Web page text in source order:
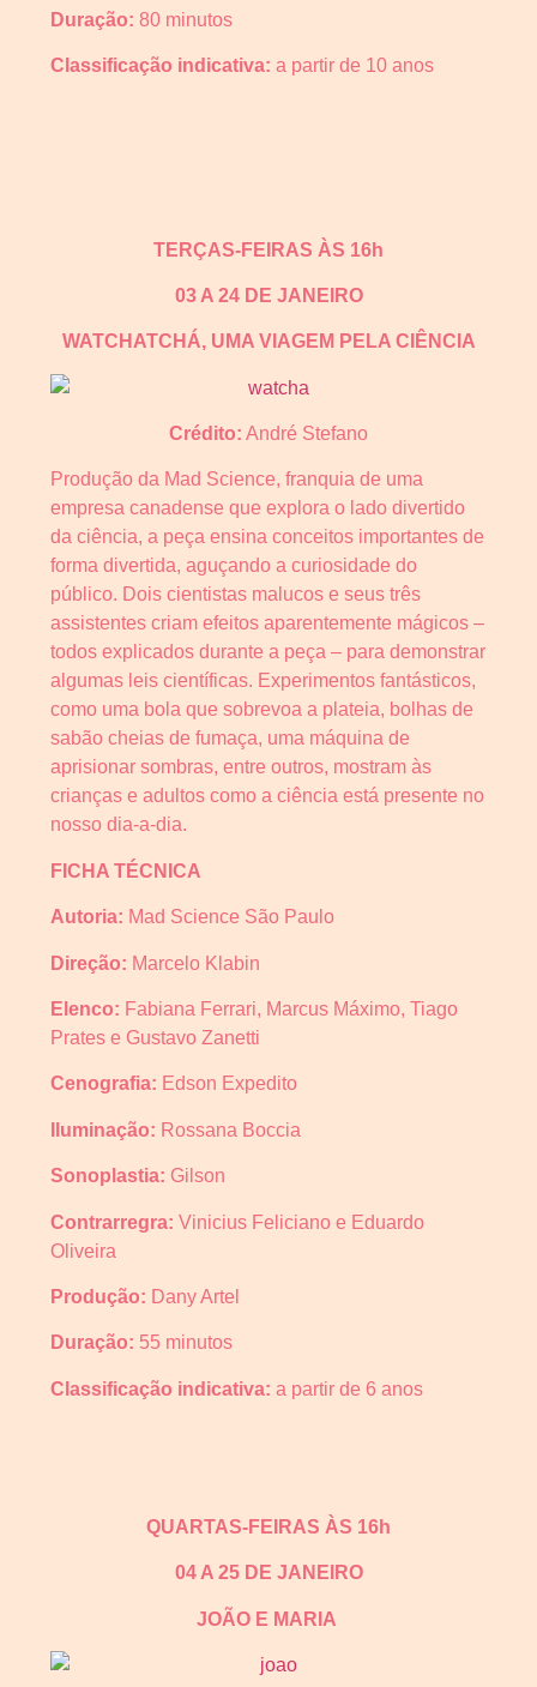
Duração: 80 minutos
Classificação indicativa: a partir de 10 anos
TERÇAS-FEIRAS ÀS 16h
03 A 24 DE JANEIRO
WATCHATCHÁ, UMA VIAGEM PELA CIÊNCIA
Crédito: André Stefano
Produção da Mad Science, franquia de uma
empresa canadense que explora o lado divertido
da ciência, a peça ensina conceitos importantes de
forma divertida, aguçando a curiosidade do
público. Dois cientistas malucos e seus três
assistentes criam efeitos aparentemente mágicos –
todos explicados durante a peça – para demonstrar
algumas leis científicas. Experimentos fantásticos,
como uma bola que sobrevoa a plateia, bolhas de
sabão cheias de fumaça, uma máquina de
aprisionar sombras, entre outros, mostram às
crianças e adultos como a ciência está presente no
nosso dia-a-dia.
FICHA TÉCNICA
Autoria: Mad Science São Paulo
Direção: Marcelo Klabin
Elenco: Fabiana Ferrari, Marcus Máximo, Tiago
Prates e Gustavo Zanetti
Cenografia: Edson Expedito
Iluminação: Rossana Boccia
Sonoplastia: Gilson
Contrarregra: Vinicius Feliciano e Eduardo
Oliveira
Produção: Dany Artel
Duração: 55 minutos
Classificação indicativa: a partir de 6 anos
QUARTAS-FEIRAS ÀS 16h
04 A 25 DE JANEIRO
JOÃO E MARIA